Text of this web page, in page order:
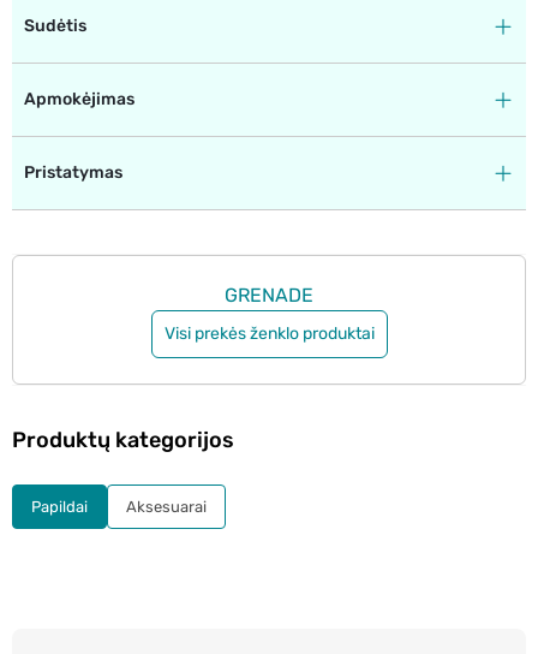
Sudėtis
Apmokėjimas
Pristatymas
GRENADE
Visi prekės ženklo produktai
Produktų kategorijos
Papildai Aksesuarai